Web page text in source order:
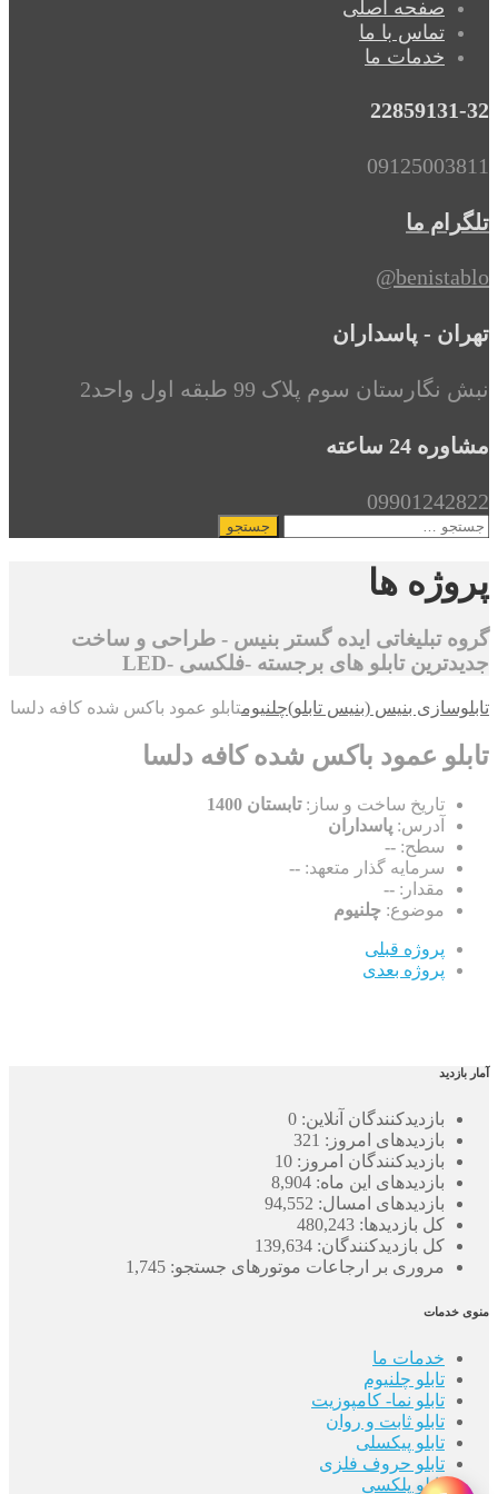
صفحه اصلی
تماس با ما
خدمات ما
22859131-32
09125003811
تلگرام ما
benistablo@
تهران - پاسداران
نبش نگارستان سوم پلاک 99 طبقه اول واحد2
مشاوره 24 ساعته
09901242822
جستجو
پروژه ها
گروه تبلیغاتی ایده گستر بنیس - طراحی و ساخت
جدیدترین تابلو های برجسته -فلکسی -LED
تابلوسازی بنیس (بنیس تابلو)چلنیومتابلو عمود باکس شده کافه دلسا
تابلو عمود باکس شده کافه دلسا
تاریخ ساخت و ساز:تابستان 1400
آدرس: پاسداران
سطح: --
سرمایه گذار متعهد: --
مقدار: --
موضوع: چلنیوم
پروژه قبلی
پروژه بعدی
آمار بازدید
بازدیدکنندگان آنلاین: 0
بازدیدهای امروز: 321
بازدیدکنندگان امروز: 10
بازدیدهای این ماه: 8,904
بازدیدهای امسال: 94,552
کل بازدیدها: 480,243
کل بازدیدکنند‌گان: 139,634
مروری بر ارجاعات موتورهای جستجو: 1,745
منوی خدمات
خدمات ما
تابلو چلنیوم
تابلو نما- کامپوزیت
تابلو ثابت و روان
تابلو پیکسلی
تابلو حروف فلزی
تابلو پلکسی